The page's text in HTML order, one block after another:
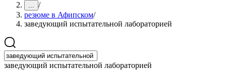
... /
резюме в Афипском/
заведующий испытательной лабораторией
заведующий испытательной лабораторией